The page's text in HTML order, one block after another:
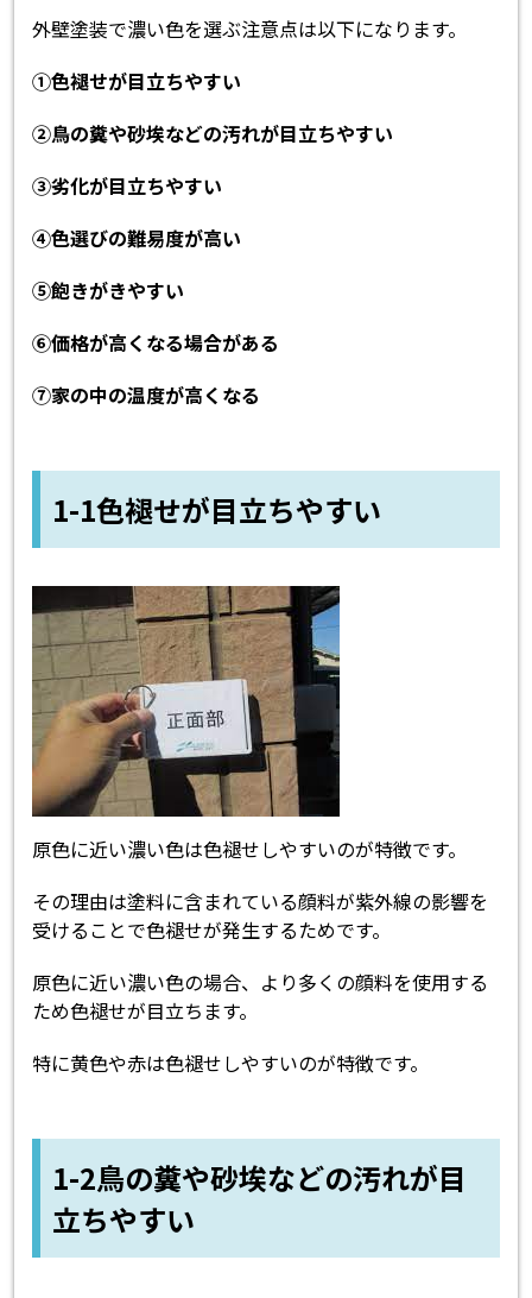
外壁塗装で濃い色を選ぶ注意点は以下になります。
①色褪せが目立ちやすい
②鳥の糞や砂埃などの汚れが目立ちやすい
③劣化が目立ちやすい
④色選びの難易度が高い
⑤飽きがきやすい
⑥価格が高くなる場合がある
⑦家の中の温度が高くなる
1-1色褪せが目立ちやすい
原色に近い濃い色は色褪せしやすいのが特徴です。
その理由は塗料に含まれている顔料が紫外線の影響を
受けることで色褪せが発生するためです。
原色に近い濃い色の場合、より多くの顔料を使用する
ため色褪せが目立ちます。
特に黄色や赤は色褪せしやすいのが特徴です。
1-2鳥の糞や砂埃などの汚れが目
立ちやすい